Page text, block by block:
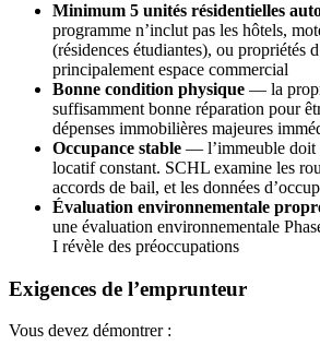
Minimum 5 unités résidentielles
programme n’inclut pas les hôtels,
(résidences étudiantes), ou propriétés
principalement espace commercial
Bonne condition physique — la
suffisamment bonne réparation pour
dépenses immobilières majeures
Occupance stable — l’immeuble doit
locatif constant. SCHL examine les
accords de bail, et les données
Évaluation environnementale
une évaluation environnementale
I révèle des préoccupations
Exigences de l’emprunteur
Vous devez démontrer :